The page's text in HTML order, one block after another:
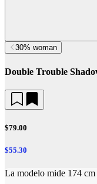
30% woman
Double Trouble
$79.00
$55.30
La modelo mide 174